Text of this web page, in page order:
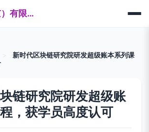
时粹科技（北京）有限公司
新时代区块链研究院研发超级账本系列课
链研究院研发超级账
，获学员高度认可